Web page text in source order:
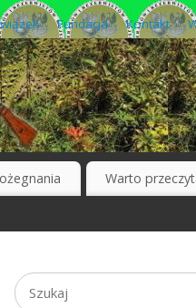
Fundacja Kontakt
Warto